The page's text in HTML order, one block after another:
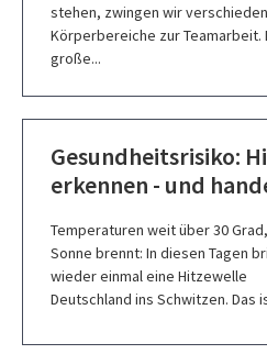
stehen, zwingen wir
Körperbereiche zur Teamarbeit.
große...
Gesundheitsrisiko:
erkennen - und
Temperaturen weit über 30
Sonne brennt: In diesen Tagen
wieder einmal eine Hitzewelle
Deutschland ins Schwitzen. Das